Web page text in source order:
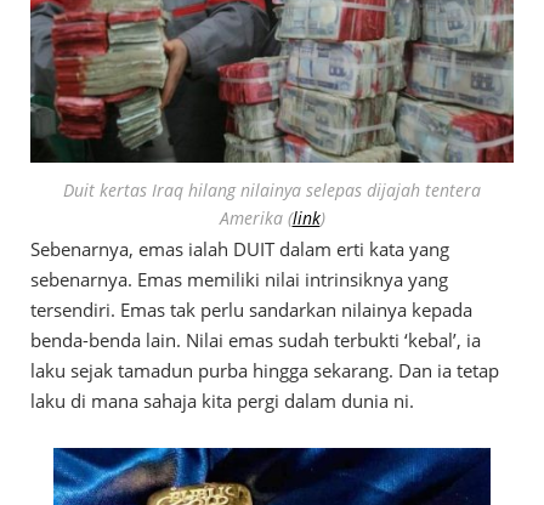
Duit kertas Iraq hilang nilainya selepas dijajah tentera
Amerika (link)
Sebenarnya, emas ialah DUIT dalam erti kata yang
sebenarnya. Emas memiliki nilai intrinsiknya yang
tersendiri. Emas tak perlu sandarkan nilainya kepada
benda-benda lain. Nilai emas sudah terbukti ‘kebal’, ia
laku sejak tamadun purba hingga sekarang. Dan ia tetap
laku di mana sahaja kita pergi dalam dunia ni.